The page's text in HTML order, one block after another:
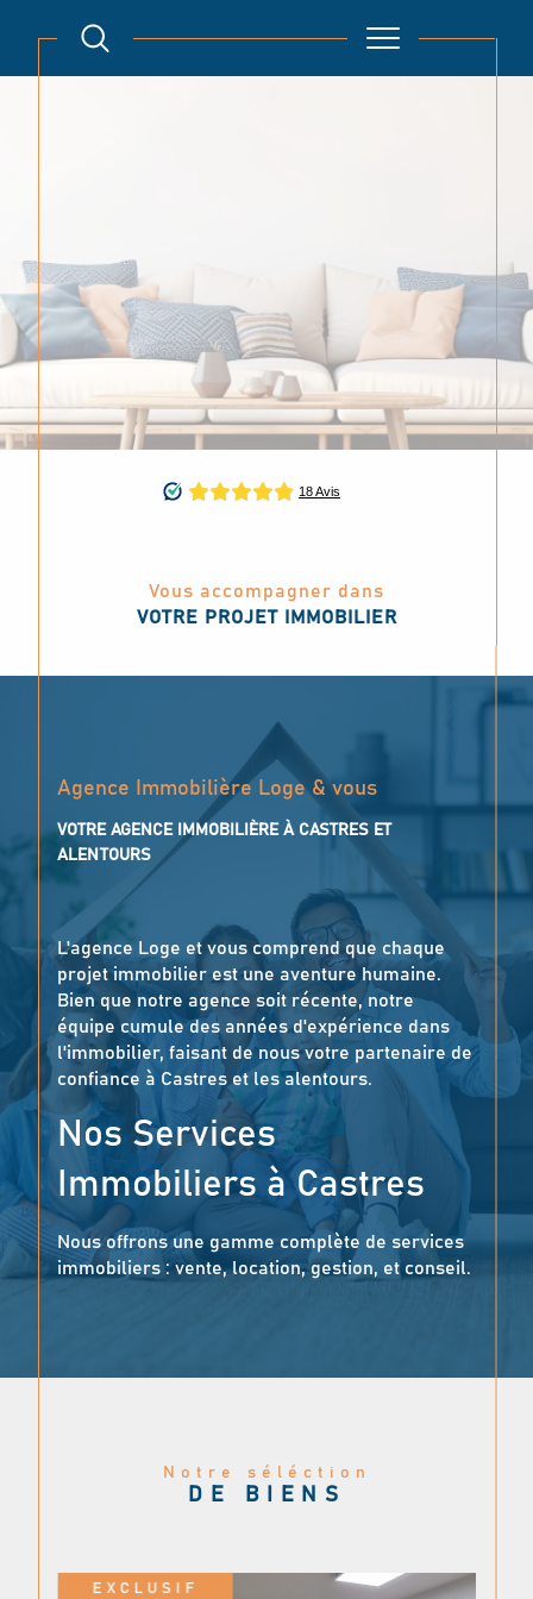
Vous accompagner dans
VOTRE PROJET IMMOBILIER
Agence Immobilière Loge & vous
VOTRE AGENCE IMMOBILIÈRE À CASTRES ET
ALENTOURS
L'agence Loge et vous comprend que chaque
projet immobilier est une aventure humaine.
Bien que notre agence soit récente, notre
équipe cumule des années d'expérience dans
l'immobilier, faisant de nous votre partenaire de
confiance à Castres et les alentours.
Nos Services
Immobiliers à Castres
Nous offrons une gamme complète de services
immobiliers : vente, location, gestion, et conseil.
Vous bénéficierez d’un accompagnement sur-
mesure et des services exclusifs.
Notre séléction
DE BIENS
EXCLUSIF